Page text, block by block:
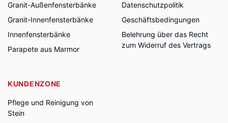
Granit-Außenfensterbänke
Granit-Innenfensterbänke
Innenfensterbänke
Parapete aus Marmor
Datenschutzpolitik
Geschäftsbedingungen
Belehrung über das Recht
zum Widerruf des Vertrags
KUNDENZONE
Pflege und Reinigung von
Stein